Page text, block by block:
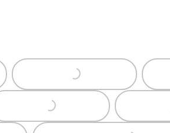
Loading...
Loading...